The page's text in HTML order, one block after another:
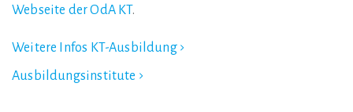
Webseite der OdA KT.
Weitere Infos KT-Ausbildung
Ausbildungsinstitute